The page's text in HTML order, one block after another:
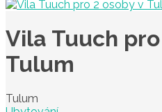
Vila Tuuch
Tulum
Tulum